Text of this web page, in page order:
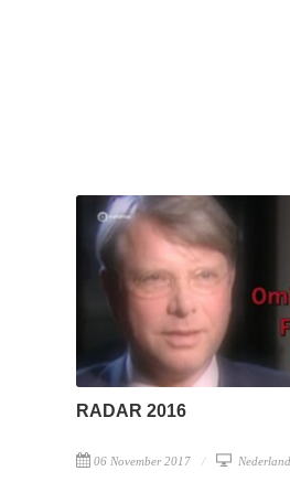
RADAR 2016
06 November 2017